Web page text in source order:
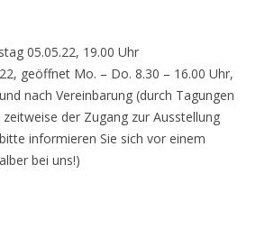
05.05.22, 19.00 Uhr
geöffnet Mo. – Do. 8.30 – 16.00 Uhr,
nach Vereinbarung (durch Tagungen
der Zugang zur Ausstellung
informieren Sie sich vor einem
bei uns!)